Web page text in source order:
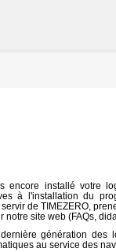
encore installé votre
à l'installation du
de TIMEZERO,
notre site web (FAQs,
génération des
au service des